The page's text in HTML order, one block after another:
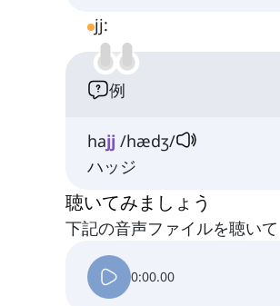
jj:
例
hajj /hædʒ/
ハッジ
聴いてみましょう
下記の音声ファイルを聴い
0:00.00